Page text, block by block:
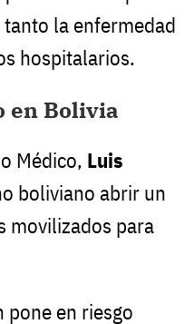
la enfermedad
hospitalarios.
en Bolivia
Médico, Luis
boliviano abrir un
movilizados para
en riesgo